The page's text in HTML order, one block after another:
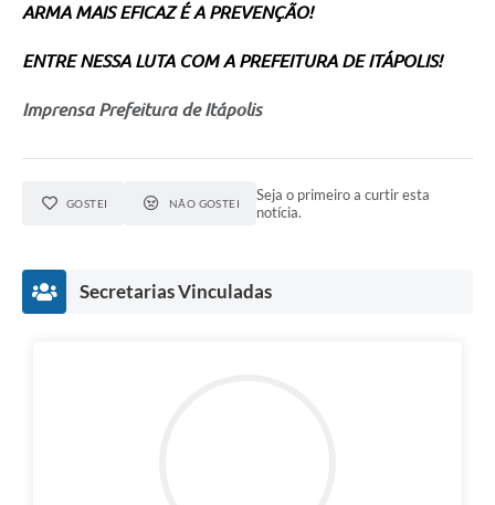
ARMA MAIS EFICAZ É A PREVENÇÃO!
ENTRE NESSA LUTA COM A PREFEITURA DE ITÁPOLIS!
Imprensa Prefeitura de Itápolis
GOSTEI NÃO GOSTEI
Seja o primeiro a curtir esta
notícia.
Secretarias Vinculadas